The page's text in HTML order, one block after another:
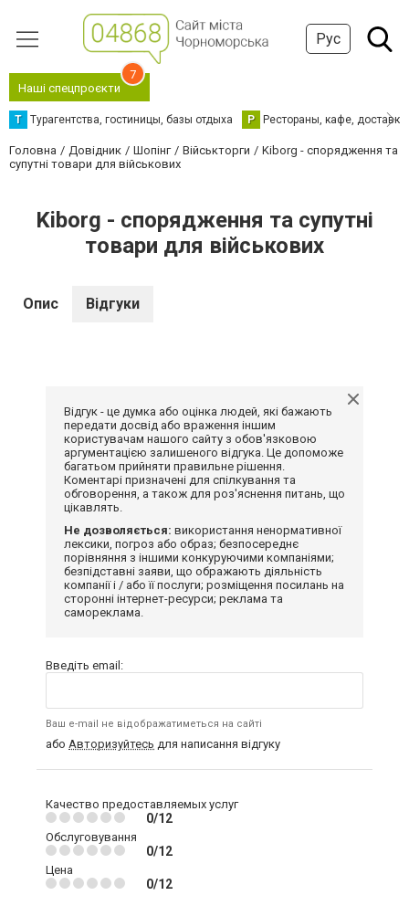
Рус
Наші спецпроєкти
7
Т Турагентства, гостиницы, базы отдыха Р Рестораны, кафе,
Головна Довідник Шопінг Військторги
Kiborg - спорядження та
супутні товари для військових
Kiborg - спорядження та супутні
товари для військових
Опис Відгуки
Відгук - це думка або оцінка людей, які бажають
передати досвід або враження іншим
користувачам нашого сайту з обов'язковою
аргументацією залишеного відгука. Це допоможе
багатьом прийняти правильне рішення.
Коментарі призначені для спілкування та
обговорення, а також для роз'яснення питань, що
цікавлять.
Не дозволяється: використання ненормативної
лексики, погроз або образ; безпосереднє
порівняння з іншими конкуруючими компаніями;
безпідставні заяви, що ображають діяльність
компанії і / або її послуги; розміщення посилань на
сторонні інтернет-ресурси; реклама та
самореклама.
Введіть email:
Ваш e-mail не відображатиметься на сайті
або Авторизуйтесь для написання відгуку
Качество предоставляемых услуг
0/12
Обслуговування
0/12
Цена
0/12